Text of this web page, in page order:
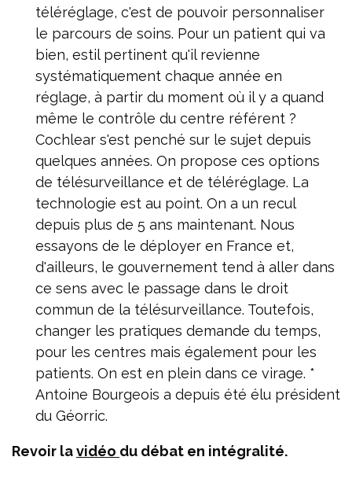
téléréglage, c'est de pouvoir personnaliser
le parcours de soins. Pour un patient qui va
bien, estil pertinent qu'il revienne
systématiquement chaque année en
réglage, à partir du moment où il y a quand
même le contrôle du centre référent ?
Cochlear s'est penché sur le sujet depuis
quelques années. On propose ces options
de télésurveillance et de téléréglage. La
technologie est au point. On a un recul
depuis plus de 5 ans maintenant. Nous
essayons de le déployer en France et,
d'ailleurs, le gouvernement tend à aller dans
ce sens avec le passage dans le droit
commun de la télésurveillance. Toutefois,
changer les pratiques demande du temps,
pour les centres mais également pour les
patients. On est en plein dans ce virage. *
Antoine Bourgeois a depuis été élu président
du Géorric.
Revoir lavidéo du débat en intégralité.